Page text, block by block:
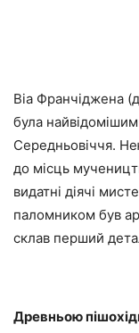
Віа Франчіджена
була
Середньовіччя.
до місць
видатні діячі
паломником був
склав перший
Древньою